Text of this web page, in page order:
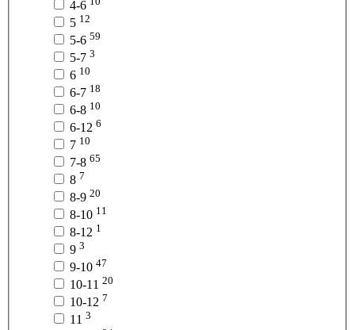
4-6
5 12
5-6 59
5-7 3
6 10
6-7 18
6-8 10
6-12 6
7 10
7-8 65
8 7
8-9 20
8-10 11
8-12 1
9 3
9-10 47
10-11 20
10-12 7
11 3